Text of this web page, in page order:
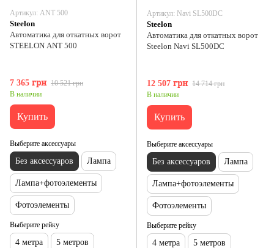
Артикул: АNT 500
Steelon
Автоматика для откатных ворот
STEELON АNT 500
7 365 грн 10 521 грн
В наличии
Купить
Выберите аксессуары
Без аксессуаров Лампа
Лампа+фотоэлементы
Фотоэлементы
Выберите рейку
4 метра 5 метров
Артикул: Navi SL500DC
Steelon
Автоматика для откатных ворот
Steelon Navi SL500DC
12 507 грн 14 714 грн
В наличии
Купить
Выберите аксессуары
Без аксессуаров Лампа
Лампа+фотоэлементы
Фотоэлементы
Выберите рейку
4 метра 5 метров